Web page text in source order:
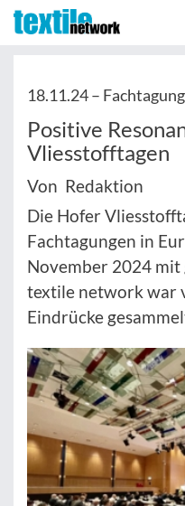
18.11.24 – Fachtagung
Positive
Vliesstofftagen
Von Redaktion
Die Hofer
Fachtagungen in
November 2024
textile network war
Eindrücke